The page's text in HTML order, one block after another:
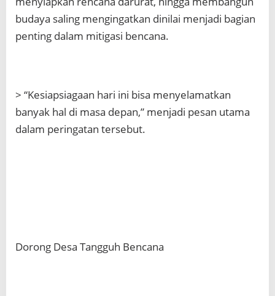
budaya saling mengingatkan dinilai menjadi bagian
penting dalam mitigasi bencana.
> “Kesiapsiagaan hari ini bisa menyelamatkan
banyak hal di masa depan,” menjadi pesan utama
dalam peringatan tersebut.
Dorong Desa Tangguh Bencana